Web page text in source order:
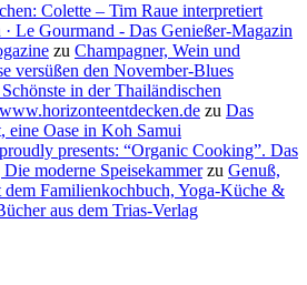
Colette – Tim Raue interpretiert
· Le Gourmand - Das Genießer-Magazin
zu Champagner, Wein und
versüßen den November-Blues
in der Thailändischen
zu Das
eine Oase in Koh Samui
presents: “Organic Cooking”. Das
moderne Speisekammerzu Genuß,
dem Familienkochbuch, Yoga-Küche &
aus dem Trias-Verlag